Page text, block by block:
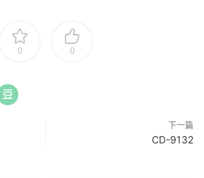
0 0
下一篇
CD-9132